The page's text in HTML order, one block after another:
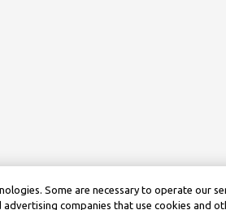
Some are necessary to operate our
companies that use cookies and